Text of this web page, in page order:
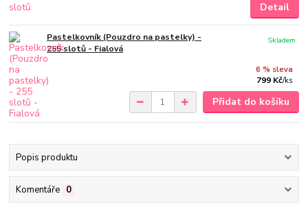
Detail
Pastelkovník (Pouzdro na pastelky) -
255 slotů - Fialová
6 % sleva
799 Kč/ks
Skladem
Přidat do košíku
Popis produktu
Komentáře 0